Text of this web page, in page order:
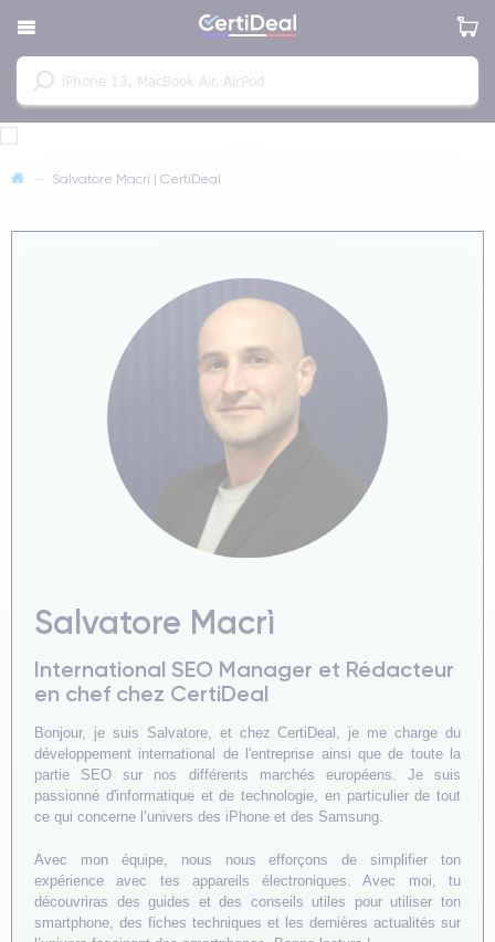
— Salvatore Macri | CertiDeal
Salvatore Macrì
International SEO Manager et Rédacteur
en chef chez CertiDeal
Bonjour, je suis Salvatore, et chez CertiDeal, je me charge du
développement international de l'entreprise ainsi que de toute la
partie SEO sur nos différents marchés européens. Je suis
passionné d'informatique et de technologie, en particulier de tout
ce qui concerne l’univers des iPhone et des Samsung.
Avec mon équipe, nous nous efforçons de simplifier ton
expérience avec tes appareils électroniques. Avec moi, tu
découvriras des guides et des conseils utiles pour utiliser ton
smartphone, des fiches techniques et les dernières actualités sur